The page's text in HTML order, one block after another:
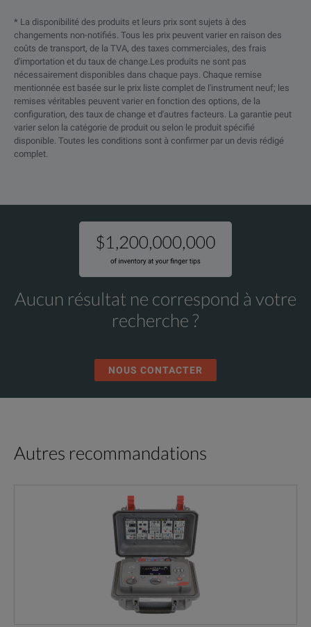
* La disponibilité des produits et leurs prix sont sujets à des
changements non-notifiés. Tous les prix peuvent varier en raison des
coûts de transport, de la TVA, des taxes commerciales, des frais
d'importation et du taux de change.Les produits ne sont pas
nécessairement disponibles dans chaque pays. Chaque remise
mentionnée est basée sur le prix liste complet de l'instrument neuf; les
remises véritables peuvent varier en fonction des options, de la
configuration, des taux de change et d'autres facteurs. La garantie peut
varier selon la catégorie de produit ou selon le produit spécifié
disponible. Toutes les conditions sont à confirmer par un devis rédigé
complet.
Aucun résultat ne correspond à votre
recherche ?
NOUS CONTACTER
Autres recommandations